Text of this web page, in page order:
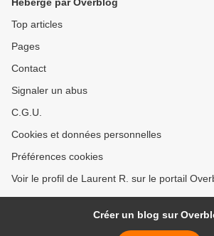
Top articles
Pages
Contact
Signaler un abus
C.G.U.
Cookies et données personnelles
Préférences cookies
Voir le profil de Laurent R. sur le portail
Créer un blog sur